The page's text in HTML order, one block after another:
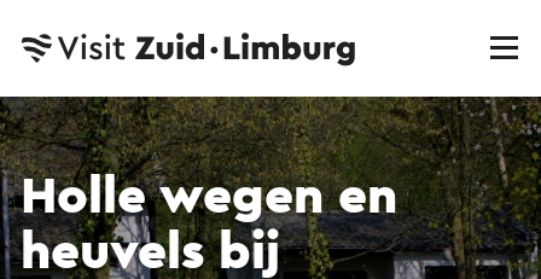
Holle wegen en
heuvels bij